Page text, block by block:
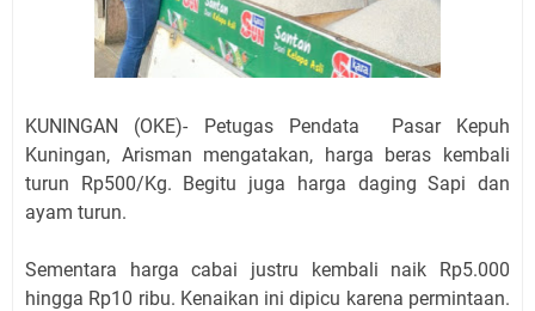
2026 Ada Tiga, Tapi yang Bakal Dihadiri Hanya Satu
Ini Empat Lokasi Samsat Keliling Kuningan Jumat 7
Agustus 2026
KUNINGAN (OKE)- Petugas Pendata Pasar Kepuh
Kuningan, Arisman mengatakan, harga beras kembali
turun Rp500/Kg. Begitu juga harga daging Sapi dan
ayam turun.
Sementara harga cabai justru kembali naik Rp5.000
hingga Rp10 ribu. Kenaikan ini dipicu karena permintaan.